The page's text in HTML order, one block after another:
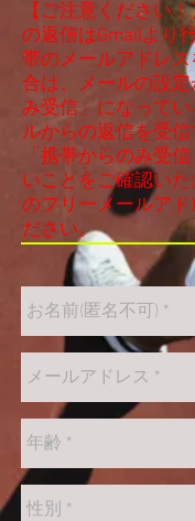
【ご注意ください
の返信はGmailより
帯のメールアドレ
合は、メールの設
み受信」になって
ルからの返信を受
「携帯からのみ受
いことをご確認い
のフリーメールアド
ださい。